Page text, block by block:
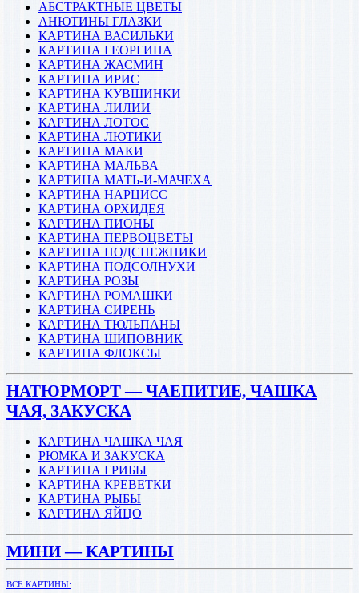
АБСТРАКТНЫЕ ЦВЕТЫ
АНЮТИНЫ ГЛАЗКИ
КАРТИНА ВАСИЛЬКИ
КАРТИНА ГЕОРГИНА
КАРТИНА ЖАСМИН
КАРТИНА ИРИС
КАРТИНА КУВШИНКИ
КАРТИНА ЛИЛИИ
КАРТИНА ЛОТОС
КАРТИНА ЛЮТИКИ
КАРТИНА МАКИ
КАРТИНА МАЛЬВА
КАРТИНА МАТЬ-И-МАЧЕХА
КАРТИНА НАРЦИСС
КАРТИНА ОРХИДЕЯ
КАРТИНА ПИОНЫ
КАРТИНА ПЕРВОЦВЕТЫ
КАРТИНА ПОДСНЕЖНИКИ
КАРТИНА ПОДСОЛНУХИ
КАРТИНА РОЗЫ
КАРТИНА РОМАШКИ
КАРТИНА СИРЕНЬ
КАРТИНА ТЮЛЬПАНЫ
КАРТИНА ШИПОВНИК
КАРТИНА ФЛОКСЫ
НАТЮРМОРТ — ЧАЕПИТИЕ, ЧАШКА
ЧАЯ, ЗАКУСКА
КАРТИНА ЧАШКА ЧАЯ
РЮМКА И ЗАКУСКА
КАРТИНА ГРИБЫ
КАРТИНА КРЕВЕТКИ
КАРТИНА РЫБЫ
КАРТИНА ЯЙЦО
МИНИ — КАРТИНЫ
ВСЕ КАРТИНЫ: